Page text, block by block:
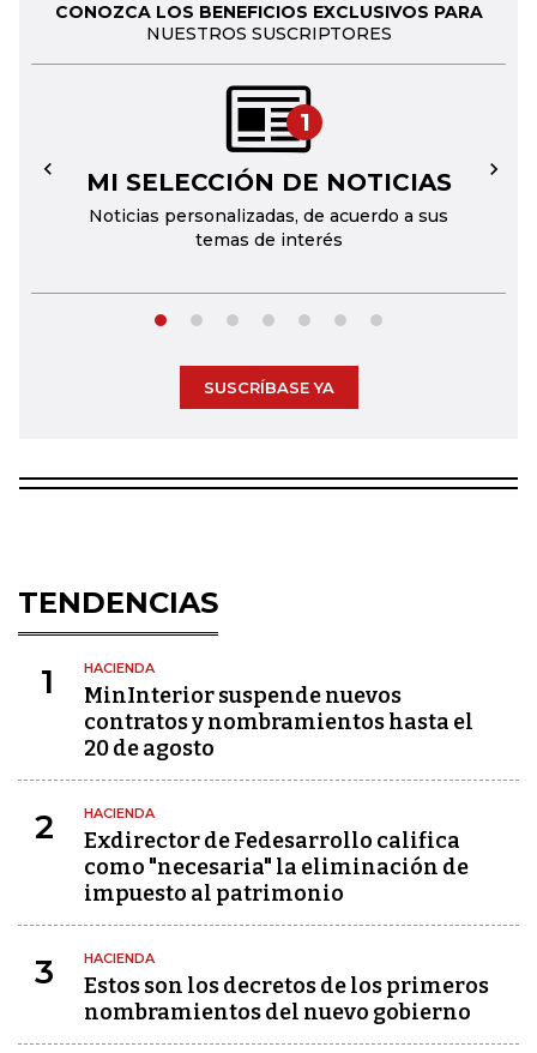
CONOZCA LOS BENEFICIOS EXCLUSIVOS PARA
NUESTROS SUSCRIPTORES
1
MI SELECCIÓN DE NOTICIAS
Noticias personalizadas, de acuerdo a sus
temas de interés
← →
SUSCRÍBASE YA
TENDENCIAS
1 HACIENDA
MinInterior suspende nuevos
contratos y nombramientos hasta el
20 de agosto
2 HACIENDA
Exdirector de Fedesarrollo califica
como "necesaria" la eliminación de
impuesto al patrimonio
3 HACIENDA
Estos son los decretos de los primeros
nombramientos del nuevo gobierno